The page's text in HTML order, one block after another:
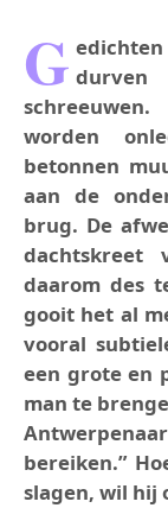
G
worden
betonnen
aan de
brug. De
dachtskreet
daarom des
gooit het al
vooral
een grote en
man te
bereiken.”
slagen, wil hij